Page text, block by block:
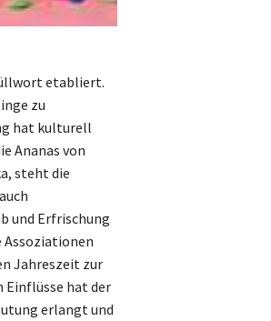
etabliert.
zu
hat kulturell
Ananas von
steht die
und Erfrischung
Assoziationen
Jahreszeit zur
hat der
erlangt und